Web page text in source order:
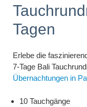
Tagen
Erlebe die
7-Tage Bali
Übernachtungen in
10 Tauchgänge